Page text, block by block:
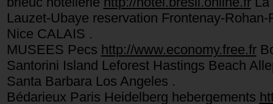
Lauzet-Ubaye reservation Frontenay-
Nice CALAIS .
MUSEES Pecs http://www.economy.free.fr
Santorini Island Leforest Hastings Beach
Santa Barbara Los Angeles .
Bédarieux Paris Heidelberg hebergements